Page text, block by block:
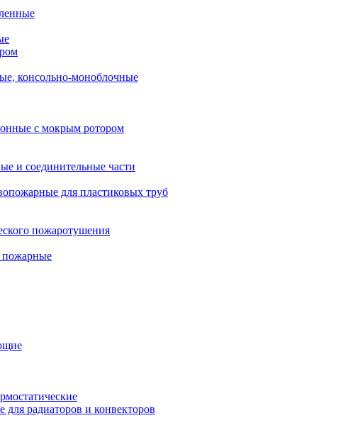
консольно-моноблочные
с мокрым ротором
и соединительные части
для пластиковых труб
пожаротушения
пожарные
радиаторов и конвекторов